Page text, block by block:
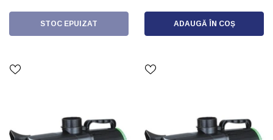
STOC EPUIZAT ADAUGĂ ÎN COȘ